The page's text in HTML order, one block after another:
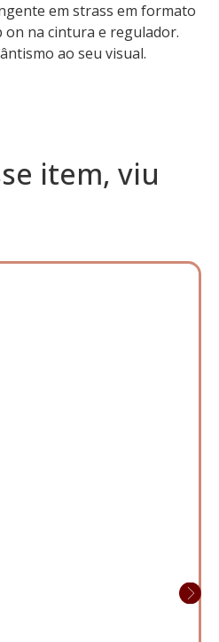
em strass em formato
on na cintura e regulador.
ao seu visual.
item, viu